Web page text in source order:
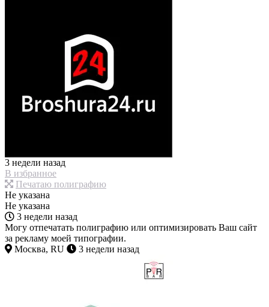
3 недели назад
В избранное
Печатаю полиграфию
Не указана
Не указана
3 недели назад
Могу отпечатать полиграфию или оптимизировать Ваш сайт
за рекламу моей типографии.
Москва, RU
3 недели назад